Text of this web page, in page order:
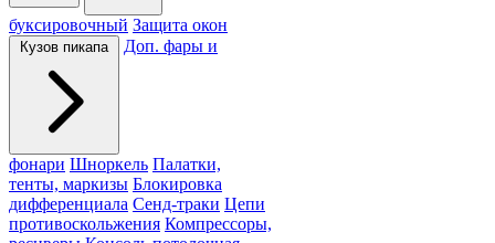
буксировочный Защита окон
Кузов пикапа Доп. фары и
фонари Шноркель Палатки,
тенты, маркизы Блокировка
дифференциала Сенд-траки Цепи
противоскольжения Компрессоры,